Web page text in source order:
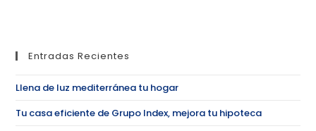
Entradas Recientes
Llena de luz mediterránea tu hogar
Tu casa eficiente de Grupo Index, mejora tu hipoteca